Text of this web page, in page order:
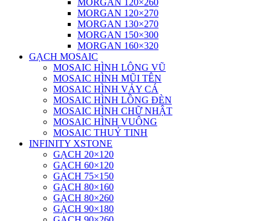
MORGAN 120×270
MORGAN 130×270
MORGAN 150×300
MORGAN 160×320
GẠCH MOSAIC
MOSAIC HÌNH LÔNG VŨ
MOSAIC HÌNH MŨI TÊN
MOSAIC HÌNH VẢY CÁ
MOSAIC HÌNH LỒNG ĐÈN
MOSAIC HÌNH CHỮ NHẬT
MOSAIC HÌNH VUÔNG
MOSAIC THUỶ TINH
INFINITY XSTONE
GẠCH 20×120
GẠCH 60×120
GẠCH 75×150
GẠCH 80×160
GẠCH 80×260
GẠCH 90×180